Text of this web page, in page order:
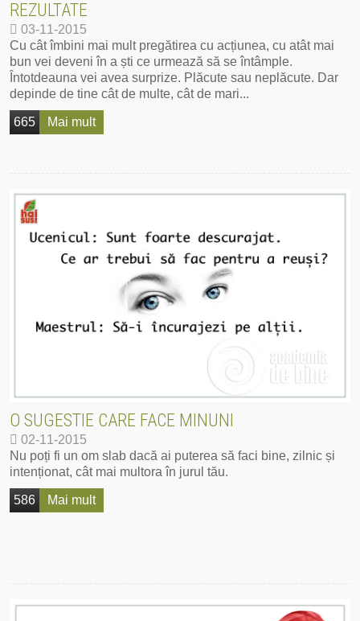
REZULTATE
03-11-2015
Cu cât îmbini mai mult pregătirea cu acțiunea, cu atât mai
bun vei deveni în a ști ce urmează să se întâmple.
Întotdeauna vei avea surprize. Plăcute sau neplăcute. Dar
depinde de tine cât de multe, cât de mari...
Mai mult
665
O SUGESTIE CARE FACE MINUNI
02-11-2015
Nu poți fi un om slab dacă ai puterea să faci bine, zilnic și
intenționat, cât mai multora în jurul tău.
Mai mult
586